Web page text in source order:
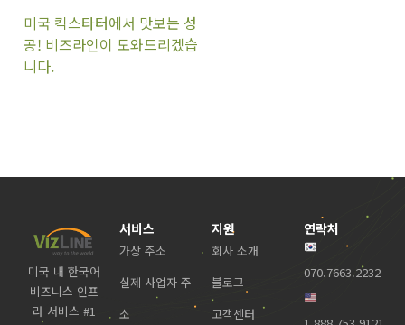
미국 킥스타터에서 맛보는 성
공! 비즈라인이 도와드리겠습
니다.
미국 내 한국어
비즈니스 인프
라 서비스 #1
서비스
가상 주소
실제 사업자 주
소
지원
회사 소개
블로그
고객센터
연락처
070.7663.2232